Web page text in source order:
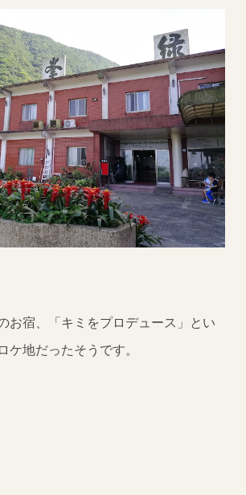
お宿、「キミをプロデュース」とい
ケ地だったそうです。